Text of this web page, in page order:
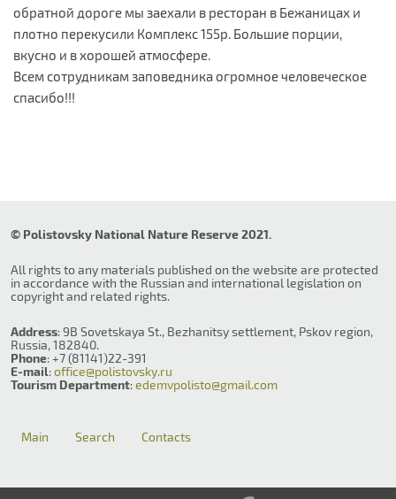
обратной дороге мы заехали в ресторан в Бежаницах и
плотно перекусили Комплекс 155р. Большие порции,
вкусно и в хорошей атмосфере.
Всем сотрудникам заповедника огромное человеческое
спасибо!!!
© Polistovsky National Nature Reserve 2021.
All rights to any materials published on the website are protected
in accordance with the Russian and international legislation on
copyright and related rights.
Address: 9B Sovetskaya St., Bezhanitsy settlement, Pskov region,
Russia, 182840.
Phone: +7 (81141)22-391
E-mail:office@polistovsky.ru
Tourism Department:edemvpolisto@gmail.com
Main Search Contacts